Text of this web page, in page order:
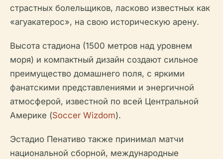
страстных болельщиков, ласково известных как
«агуакатерос», на свою историческую арену.
Высота стадиона (1500 метров над уровнем
моря) и компактный дизайн создают сильное
преимущество домашнего поля, с яркими
фанатскими представлениями и энергичной
атмосферой, известной по всей Центральной
Америке (Soccer Wizdom).
Эстадио Пенативо также принимал матчи
национальной сборной, международные